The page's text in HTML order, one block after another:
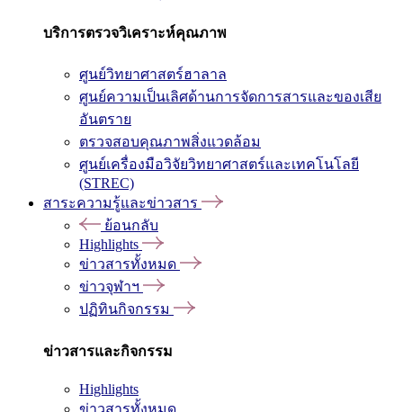
บริการตรวจวิเคราะห์คุณภาพ
ศูนย์วิทยาศาสตร์ฮาลาล
ศูนย์ความเป็นเลิศด้านการจัดการสารและของเสีย
อันตราย
ตรวจสอบคุณภาพสิ่งแวดล้อม
ศูนย์เครื่องมือวิจัยวิทยาศาสตร์และเทคโนโลยี
(STREC)
สาระความรู้และข่าวสาร
ย้อนกลับ
Highlights
ข่าวสารทั้งหมด
ข่าวจุฬาฯ
ปฏิทินกิจกรรม
ข่าวสารและกิจกรรม
Highlights
ข่าวสารทั้งหมด